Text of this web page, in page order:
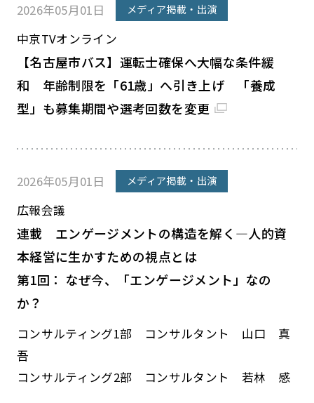
2026年05月01日 メディア掲載・出演
中京TVオンライン
【名古屋市バス】運転士確保へ大幅な条件緩
和 年齢制限を「61歳」へ引き上げ 「養成
型」も募集期間や選考回数を変更
2026年05月01日 メディア掲載・出演
広報会議
連載 エンゲージメントの構造を解く―人的資
本経営に生かすための視点とは
第1回： なぜ今、「エンゲージメント」なの
か？
コンサルティング1部 コンサルタント 山口 真
吾
コンサルティング2部 コンサルタント 若林 感